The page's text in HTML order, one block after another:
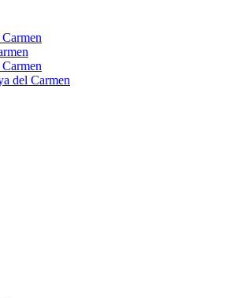
del Carmen